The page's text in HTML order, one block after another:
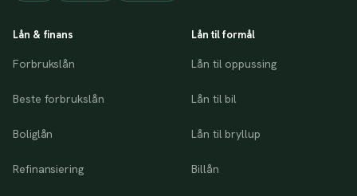
Lån & finans
Forbrukslån
Beste forbrukslån
Boliglån
Refinansiering
Lån til formål
Lån til oppussing
Lån til bil
Lån til bryllup
Billån